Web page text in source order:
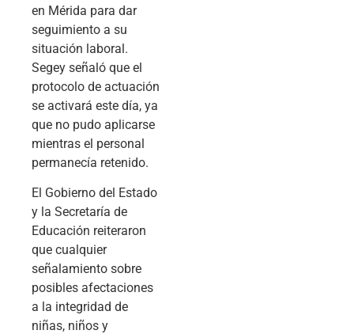
en Mérida para dar
seguimiento a su
situación laboral.
Segey señaló que el
protocolo de actuación
se activará este día, ya
que no pudo aplicarse
mientras el personal
permanecía retenido.
El Gobierno del Estado
y la Secretaría de
Educación reiteraron
que cualquier
señalamiento sobre
posibles afectaciones
a la integridad de
niñas, niños y